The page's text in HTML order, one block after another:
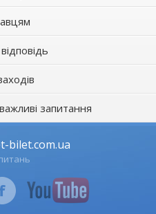
запитання
bilet.com.ua